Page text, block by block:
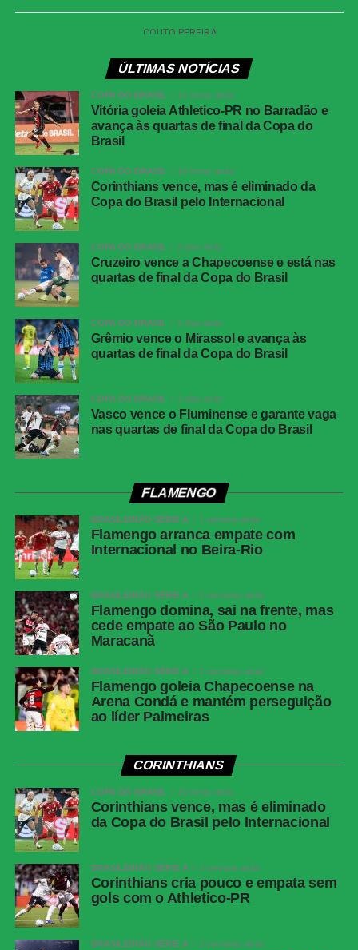
forte, com a bola passando muito perto da trave esquerda.
troca de passes entre os defensores e o goleiro Paulo
Vitor. O Cuiabá ainda tentou pressionar com bolas
alçadas na área, mas não encontrou espaço para evitar a
derrota.
Cruzeiro vence a Chapecoense e está nas
quartas de final da Copa do Brasil
casa e terminou o turno próximo do G-6. Já o Cuiabá terá
de buscar recuperação na sequência da competição.
WhatsApp
Facebook
Twitter
Messenger
ÚLTIMAS NOTÍCIAS
COPA DO BRASIL 16 horas atrás
Vitória goleia Athletico-PR no Barradão e
avança às quartas de final da Copa do
Brasil
COPA DO BRASIL 16 horas atrás
Corinthians vence, mas é eliminado da
Copa do Brasil pelo Internacional
COPA DO BRASIL 2 dias atrás
Cruzeiro vence a Chapecoense e está nas
quartas de final da Copa do Brasil
COPA DO BRASIL 2 dias atrás
Grêmio vence o Mirassol e avança às
quartas de final da Copa do Brasil
COPA DO BRASIL 2 dias atrás
Vasco vence o Fluminense e garante vaga
nas quartas de final da Copa do Brasil
FLAMENGO
BRASILEIRÃO SÉRIE A 1 semana atrás
Flamengo arranca empate com
Internacional no Beira-Rio
BRASILEIRÃO SÉRIE A 2 semanas atrás
Flamengo domina, sai na frente, mas
cede empate ao São Paulo no
Maracanã
BRASILEIRÃO SÉRIE A 2 semanas atrás
Flamengo goleia Chapecoense na
Arena Condá e mantém perseguição
ao líder Palmeiras
CORINTHIANS
COPA DO BRASIL 16 horas atrás
Corinthians vence, mas é eliminado
da Copa do Brasil pelo Internacional
BRASILEIRÃO SÉRIE A 1 semana atrás
Corinthians cria pouco e empata sem
gols com o Athletico-PR
BRASILEIRÃO SÉRIE A 2 semanas atrás